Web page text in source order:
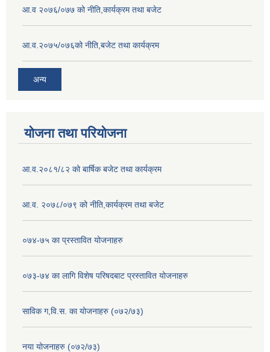
आ.व २०७६/०७७ को नीति,कार्यक्रम तथा बजेट
आ.व.२०७५/०७६को नीति,बजेट तथा कार्यक्रम
अन्य
योजना तथा परियोजना
आ.व.२०८१/८२ को बार्षिक बजेट तथा कार्यक्रम
आ.व. २०७८/०७९ को नीति,कार्यक्रम तथा बजेट
०७४-७५ का प्रस्तावित योजनाहरु
०७३-७४ का लागि विशेष परिषदबाट प्रस्तावित योजनाहरु
साविक ग,वि.स. का योजनाहरु (०७२/७३)
नया योजनाहरु (०७२/७३)